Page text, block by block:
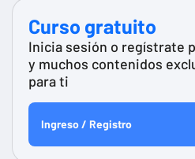
Curso gratuito
Inicia sesión o regístrate
y muchos contenidos
para ti
Ingreso / Registro